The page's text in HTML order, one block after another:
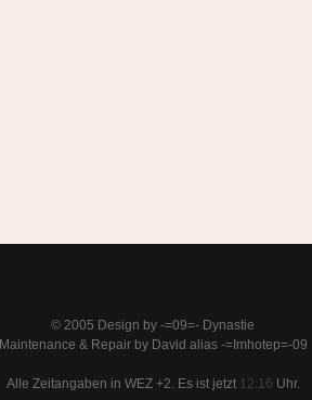
© 2005 Design by -=09=- Dynastie
Maintenance & Repair by David alias -=Imhotep=-09
Alle Zeitangaben in WEZ +2. Es ist jetzt 12:16 Uhr.